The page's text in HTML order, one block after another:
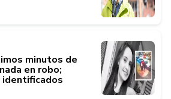
minutos de
en robo;